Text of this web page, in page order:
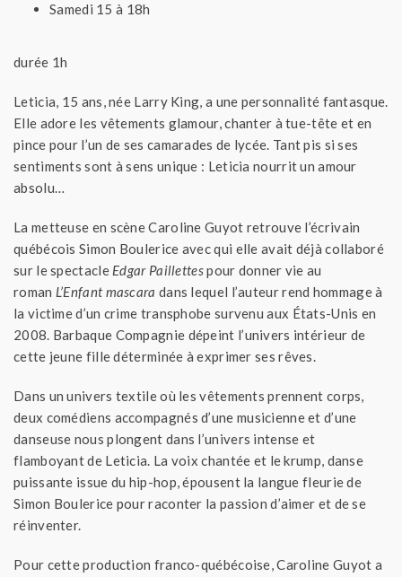
Samedi 15 à 18h
durée 1h
Leticia, 15 ans, née Larry King, a une personnalité fantasque.
Elle adore les vêtements glamour, chanter à tue-tête et en
pince pour l’un de ses camarades de lycée. Tant pis si ses
sentiments sont à sens unique : Leticia nourrit un amour
absolu…
La metteuse en scène Caroline Guyot retrouve l’écrivain
québécois Simon Boulerice avec qui elle avait déjà collaboré
sur le spectacle Edgar Paillettespour donner vie au
roman L’Enfant mascara dans lequel l’auteur rend hommage à
la victime d’un crime transphobe survenu aux États-Unis en
2008. Barbaque Compagnie dépeint l’univers intérieur de
cette jeune fille déterminée à exprimer ses rêves.
Dans un univers textile où les vêtements prennent corps,
deux comédiens accompagnés d’une musicienne et d’une
danseuse nous plongent dans l’univers intense et
flamboyant de Leticia. La voix chantée et le krump, danse
puissante issue du hip-hop, épousent la langue fleurie de
Simon Boulerice pour raconter la passion d’aimer et de se
réinventer.
Pour cette production franco-québécoise, Caroline Guyot a